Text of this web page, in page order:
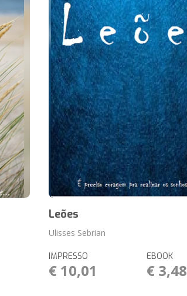
Leões
Ulisses Sebrian
IMPRESSO
€ 10,01
EBOOK
€ 3,48